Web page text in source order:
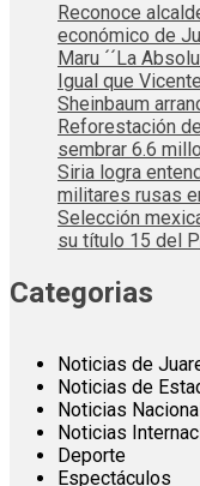
Reconoce
económico de
Maru ´´La
Igual que
Sheinbaum
Reforestación
sembrar 6.6
Siria logra
militares rusas
Selección
su título 15 del
Categorias
Noticias de
Noticias de
Noticias
Noticias
Deporte
Espectáculos